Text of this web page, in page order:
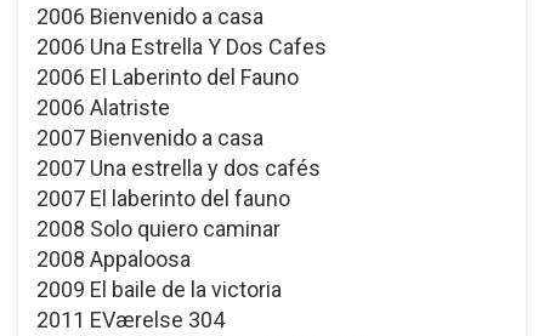
2006 Bienvenido a casa
2006 Una Estrella Y Dos Cafes
2006 El Laberinto del Fauno
2006 Alatriste
2007 Bienvenido a casa
2007 Una estrella y dos cafés
2007 El laberinto del fauno
2008 Solo quiero caminar
2008 Appaloosa
2009 El baile de la victoria
2011 EVærelse 304